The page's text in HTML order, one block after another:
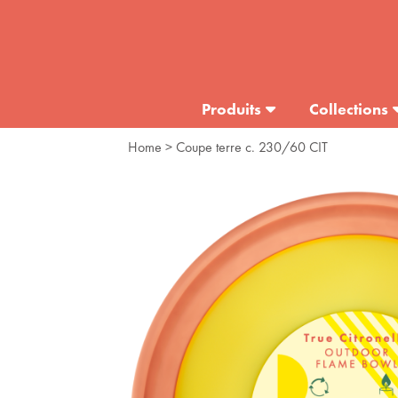
Produits Collections
Home > Coupe terre c. 230/60 CIT